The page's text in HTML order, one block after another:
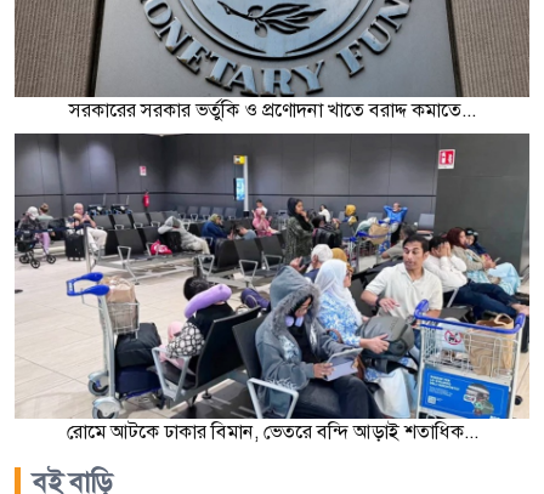
সরকারের সরকার ভর্তুকি ও প্রণোদনা খাতে বরাদ্দ কমাতে...
রোমে আটকে ঢাকার বিমান, ভেতরে বন্দি আড়াই শতাধিক...
বই বাড়ি